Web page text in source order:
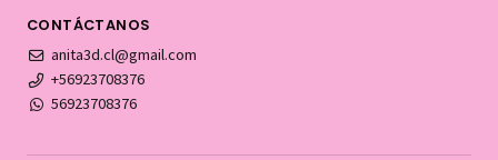
CONTÁCTANOS
anita3d.cl@gmail.com
+56923708376
56923708376